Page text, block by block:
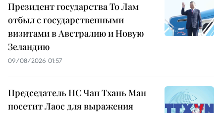
Президент государства То Лам
отбыл с государственными
визитами в Австралию и Новую
Зеландию
09/08/2026 01:57
Председатель НС Чан Тхань Ман
посетит Лаос для выражения